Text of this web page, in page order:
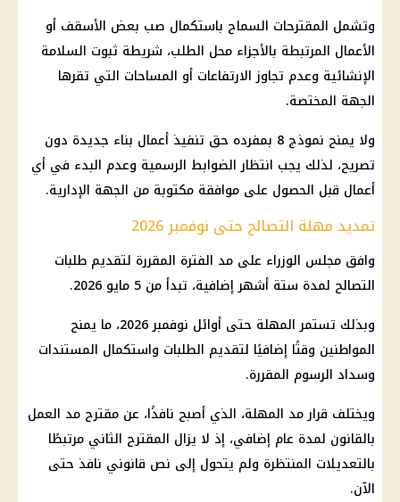
وتشمل المقترحات السماح باستكمال صب بعض الأسقف أو
الأعمال المرتبطة بالأجزاء محل الطلب، شريطة ثبوت السلامة
الإنشائية وعدم تجاوز الارتفاعات أو المساحات التي تقرها
الجهة المختصة.
ولا يمنح نموذج 8 بمفرده حق تنفيذ أعمال بناء جديدة دون
تصريح، لذلك يجب انتظار الضوابط الرسمية وعدم البدء في أي
أعمال قبل الحصول على موافقة مكتوبة من الجهة الإدارية.
تمديد مهلة التصالح حتى نوفمبر 2026
وافق مجلس الوزراء على مد الفترة المقررة لتقديم طلبات
التصالح لمدة ستة أشهر إضافية، تبدأ من 5 مايو 2026.
وبذلك تستمر المهلة حتى أوائل نوفمبر 2026، ما يمنح
المواطنين وقتًا إضافيًا لتقديم الطلبات واستكمال المستندات
وسداد الرسوم المقررة.
ويختلف قرار مد المهلة، الذي أصبح نافذًا، عن مقترح مد العمل
بالقانون لمدة عام إضافي، إذ لا يزال المقترح الثاني مرتبطًا
بالتعديلات المنتظرة ولم يتحول إلى نص قانوني نافذ حتى
الآن.